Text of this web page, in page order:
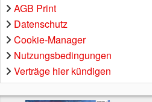
AGB Print
Datenschutz
Cookie-Manager
Nutzungsbedingungen
Verträge hier kündigen